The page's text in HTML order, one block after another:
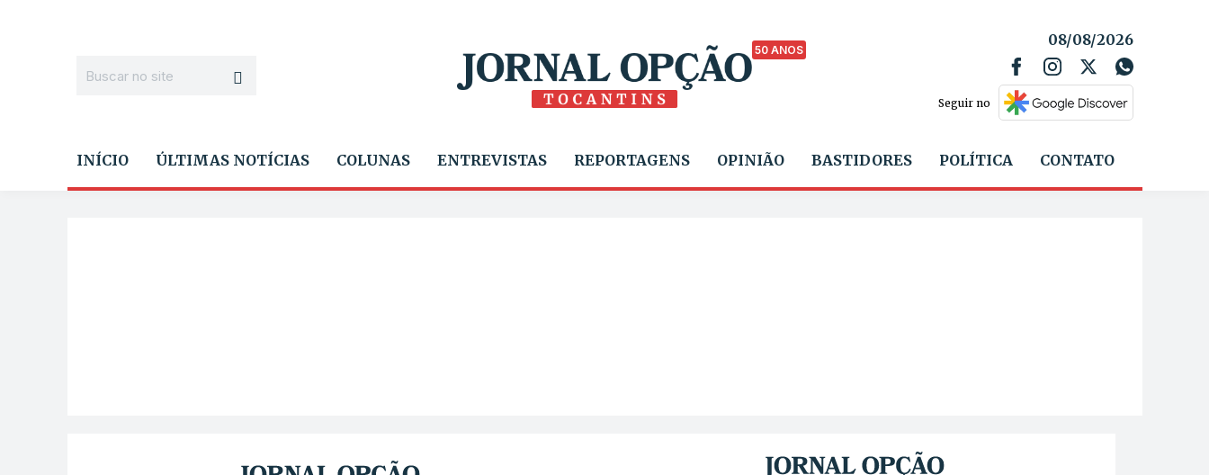
50 ANOS
08/08/2026
Seguir no
INÍCIO ÚLTIMAS NOTÍCIAS COLUNAS ENTREVISTAS REPORTAGENS OPINIÃO BASTIDORES POLÍTICA CONTATO